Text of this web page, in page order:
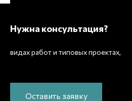
Нужна консультация?
видах работ и типовых проектах,
стоимость и подготовим
Оставить заявку